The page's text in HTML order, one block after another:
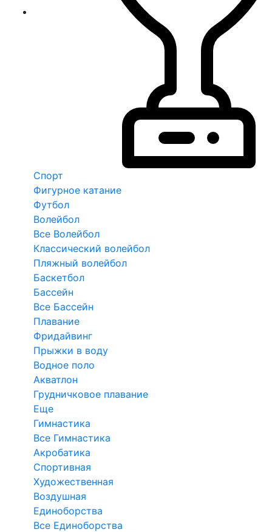
Спорт
Фигурное катание
Футбол
Волейбол
Все Волейбол
Классический волейбол
Пляжный волейбол
Баскетбол
Бассейн
Все Бассейн
Плавание
Фридайвинг
Прыжки в воду
Водное поло
Акватлон
Грудничковое плавание
Еще
Гимнастика
Все Гимнастика
Акробатика
Спортивная
Художественная
Воздушная
Единоборства
Все Единоборства